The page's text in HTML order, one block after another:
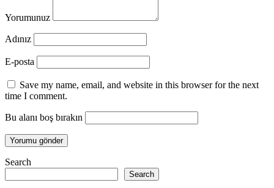
Yorumunuz
Adınız
E-posta
Save my name, email, and website in this browser for the next
time I comment.
Bu alanı boş bırakın
Search
Search